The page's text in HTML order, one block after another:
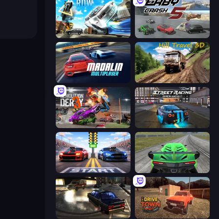
Real Drift World Derby Crash 5
Hill Travel 3D
Demolition Derby 3
Street Racer 2 Speed Racing Pro 2
City Classic Car Driving: 131 DriveTown